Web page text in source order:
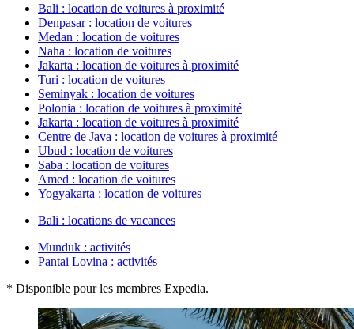
Bali : location de voitures à proximité
Denpasar : location de voitures
Medan : location de voitures
Naha : location de voitures
Jakarta : location de voitures à proximité
Turi : location de voitures
Seminyak : location de voitures
Polonia : location de voitures à proximité
Jakarta : location de voitures à proximité
Centre de Java : location de voitures à proximité
Ubud : location de voitures
Saba : location de voitures
Amed : location de voitures
Yogyakarta : location de voitures
Bali : locations de vacances
Munduk : activités
Pantai Lovina : activités
* Disponible pour les membres Expedia.